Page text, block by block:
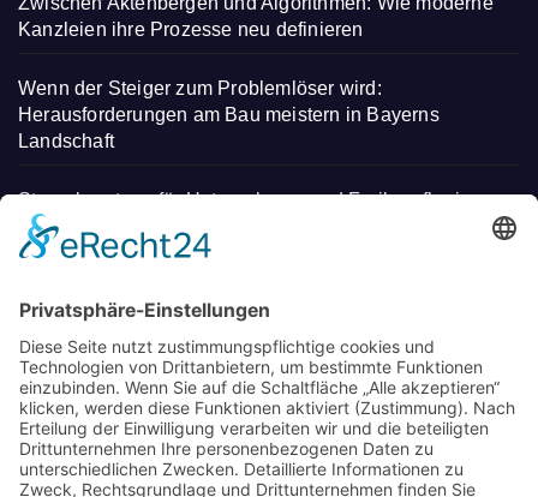
Kanzleien ihre Prozesse neu definieren
Wenn der Steiger zum Problemlöser wird:
Herausforderungen am Bau meistern in Bayerns
Landschaft
Steuerberatung für Unternehmen und Freiberufler in
Deggendorf
Energie tanken – Entdecken Sie einen
unverwechselbaren Kurzurlaub
Wo Eltern in München neue Wege gehen: Spielideen,
Betreuung und Begegnungen